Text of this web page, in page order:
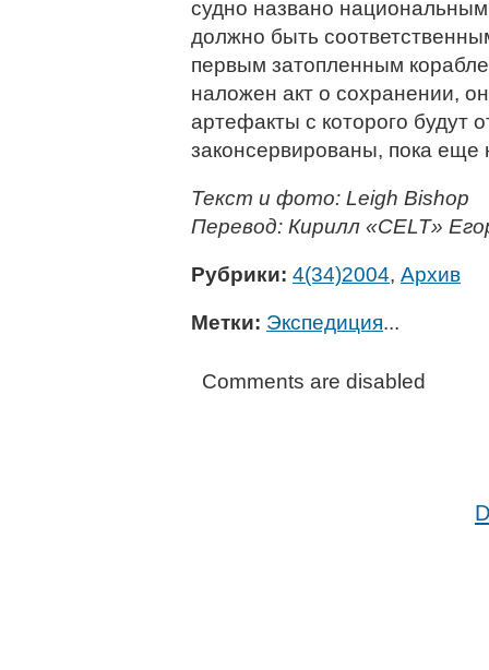
судно названо
должно быть
первым затопленным
наложен акт о сохранении,
артефакты с которого будут
законсервированы, пока еще
Текст и фото: Leigh Bishop
Перевод: Кирилл «CELT»
Рубрики: 4(34)2004, Архив
Метки: Экспедиция...
Comments are disabled